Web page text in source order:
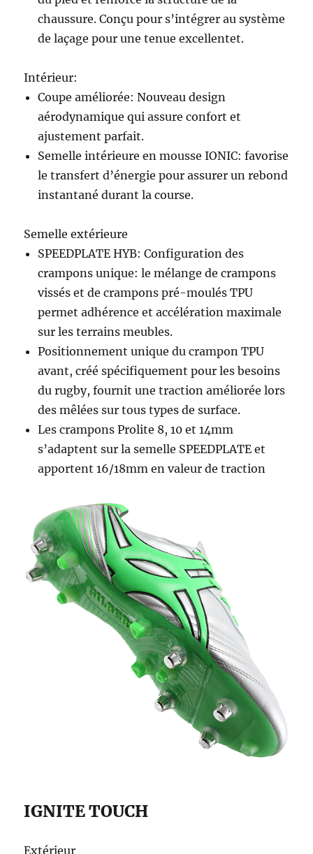
chaussure. Conçu pour s’intégrer au système
de laçage pour une tenue excellentet.
Intérieur:
Coupe améliorée: Nouveau design
aérodynamique qui assure confort et
ajustement parfait.
Semelle intérieure en mousse IONIC: favorise
le transfert d’énergie pour assurer un rebond
instantané durant la course.
Semelle extérieure
SPEEDPLATE HYB: Configuration des
crampons unique: le mélange de crampons
vissés et de crampons pré-moulés TPU
permet adhérence et accélération maximale
sur les terrains meubles.
Positionnement unique du crampon TPU
avant, créé spécifiquement pour les besoins
du rugby, fournit une traction améliorée lors
des mêlées sur tous types de surface.
Les crampons Prolite 8, 10 et 14mm
s’adaptent sur la semelle SPEEDPLATE et
apportent 16/18mm en valeur de traction
IGNITE TOUCH
Extérieur